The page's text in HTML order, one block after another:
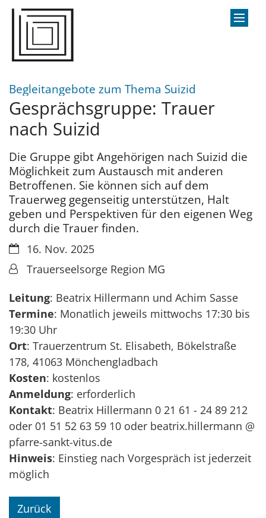
Zum Inhalt springen
Begleitangebote zum Thema Suizid
Gesprächsgruppe: Trauer
nach Suizid
Die Gruppe gibt Angehörigen nach Suizid die
Möglichkeit zum Austausch mit anderen
Betroffenen. Sie können sich auf dem
Trauerweg gegenseitig unterstützen, Halt
geben und Perspektiven für den eigenen Weg
durch die Trauer finden.
Datum:16. Nov. 2025
Von:Trauerseelsorge Region MG
Leitung: Beatrix Hillermann und Achim Sasse
Termine: Monatlich jeweils mittwochs 17:30 bis
19:30 Uhr
Ort: Trauerzentrum St. Elisabeth, Bökelstraße
178, 41063 Mönchengladbach
Kosten: kostenlos
Anmeldung: erforderlich
Kontakt: Beatrix Hillermann 0 21 61 - 24 89 212
oder 01 51 52 63 59 10 oder beatrix.hillermann @
pfarre-sankt-vitus.de
Hinweis: Einstieg nach Vorgespräch ist jederzeit
möglich
Zurück